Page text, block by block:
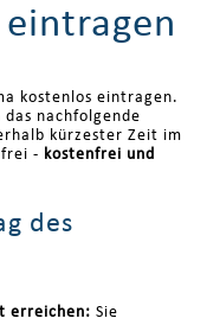
kostenlos eintragen.
nachfolgende
kürzester Zeit im
frei - kostenfrei und
des
erreichen: Sie